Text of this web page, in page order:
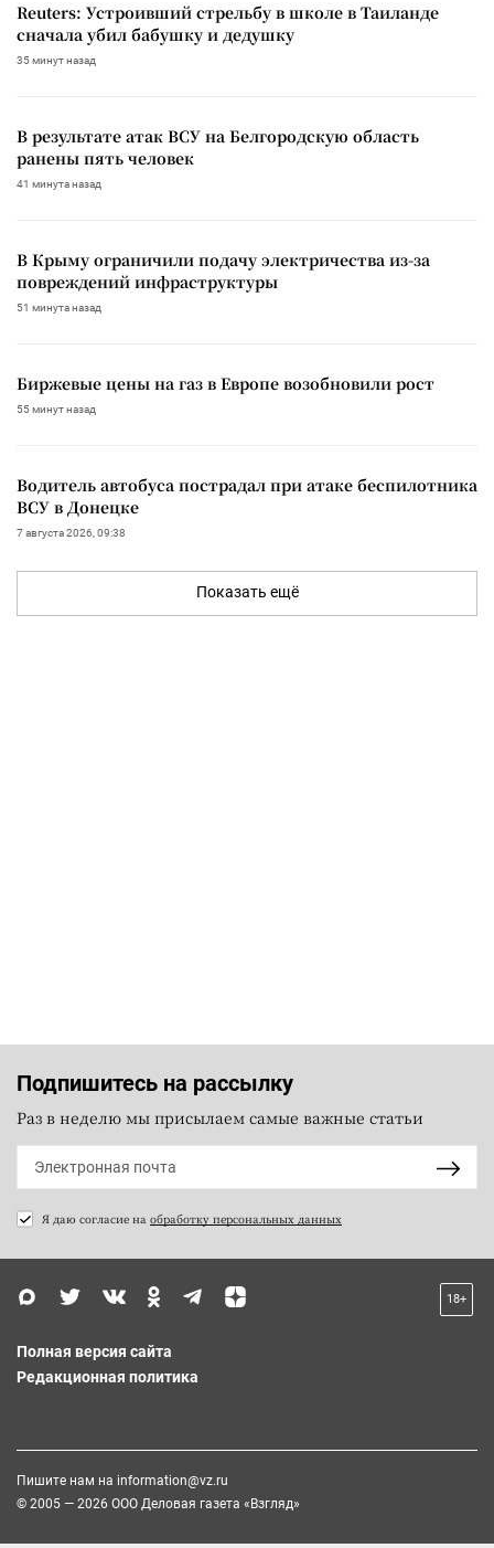
Reuters: Устроивший стрельбу в школе в Таиланде
сначала убил бабушку и дедушку
35 минут назад
В результате атак ВСУ на Белгородскую область
ранены пять человек
41 минута назад
В Крыму ограничили подачу электричества из-за
повреждений инфраструктуры
51 минута назад
Биржевые цены на газ в Европе возобновили рост
55 минут назад
Водитель автобуса пострадал при атаке беспилотника
ВСУ в Донецке
7 августа 2026, 09:38
Показать ещё
Подпишитесь на рассылку
Раз в неделю мы присылаем самые важные статьи
Я даю согласие на обработку персональных данных
18+
Полная версия сайта
Редакционная политика
Пишите нам на information@vz.ru
© 2005 — 2026 ООО Деловая газета «Взгляд»